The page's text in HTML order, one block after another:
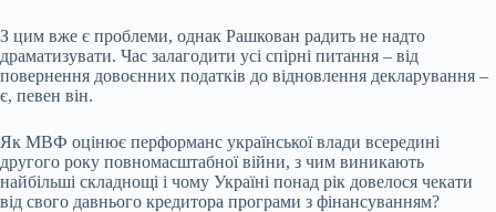
З цим вже є проблеми, однак Рашкован радить не надто
драматизувати. Час залагодити усі спірні питання – від
повернення довоєнних податків до відновлення декларування –
є, певен він.
Як МВФ оцінює перформанс української влади всередині
другого року повномасштабної війни, з чим виникають
найбільші складнощі і чому Україні понад рік довелося чекати
від свого давнього кредитора програми з фінансуванням?